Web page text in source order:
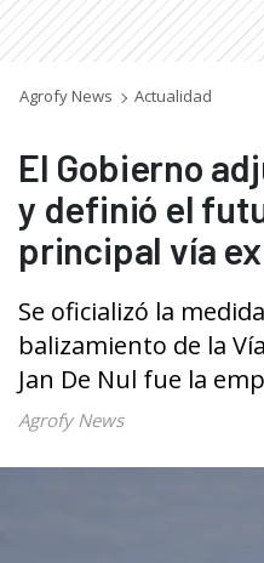
Agrofy News Actualidad
El Gobierno
y definió el
principal vía
Se oficializó la
balizamiento de la
Jan De Nul fue la
Agrofy News